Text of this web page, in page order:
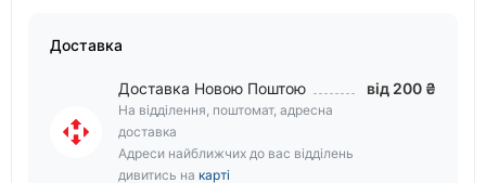
Доставка
Доставка Новою Поштою
На відділення, поштомат, адресна
доставка
Адреси найближчих до вас відділень
дивитись на карті
від 200 ₴